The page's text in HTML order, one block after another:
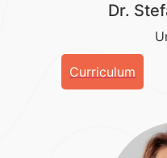
Dr.
Curriculum